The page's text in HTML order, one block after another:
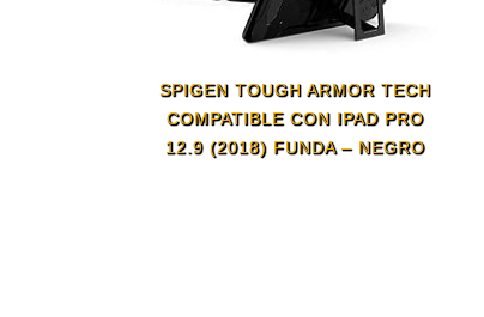
SPIGEN TOUGH ARMOR TECH
COMPATIBLE CON IPAD PRO
12.9 (2018) FUNDA – NEGRO